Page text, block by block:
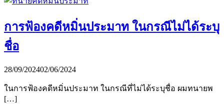
การฟ้องคดีหมิ่นประมาท ในกรณีไม่ได้ระบุ
ชื่อ
28/09/202402/06/2024
ในการฟ้องคดีหมิ่นประมาท ในกรณีที่ไม่ได้ระบุชื่อ ผมทนายพ
[…]